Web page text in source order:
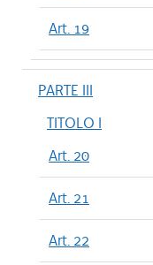
Art. 19
PARTE III
TITOLO I
Art. 20
Art. 21
Art. 22